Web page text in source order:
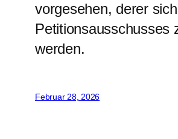
vorgesehen, derer
Petitionsausschusses
werden.
Februar 28, 2026